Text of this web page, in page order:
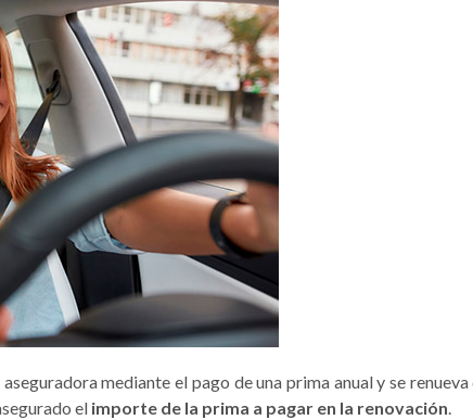
mediante el pago de una prima anual y se
el importe de la prima a pagar en la renovación.